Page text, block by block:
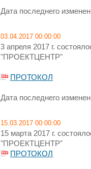
Дата последнего
03.04.2017 00:00:00
3 апреля 2017 г.
"ПРОЕКТЦЕНТР"
ПРОТОКОЛ
Дата последнего
15.03.2017 00:00:00
15 марта 2017 г.
"ПРОЕКТЦЕНТР"
ПРОТОКОЛ